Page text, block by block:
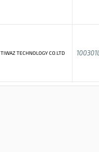
TIWAZ TECHNOLOGY CO.LTD